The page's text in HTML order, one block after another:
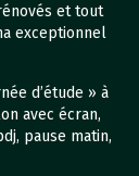
et tout
exceptionnel
d’étude » à
avec écran,
pause matin,